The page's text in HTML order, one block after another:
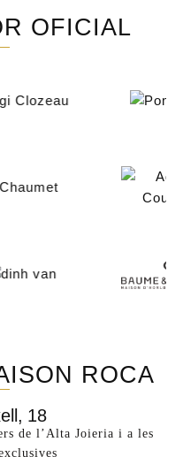
OFICIAL
ROCA
18
de l’Alta Joieria i a les